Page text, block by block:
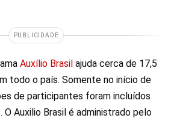
PUBLICIDADE
Auxílio Brasil ajuda cerca de 17,5
todo o país. Somente no início de
de participantes foram incluídos
O Auxilio Brasil é administrado pelo